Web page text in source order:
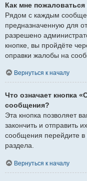
Как мне
Рядом с каждым
предназначенную для
разрешено
кнопке, вы пройдёте
оправки жалобы на
Вернуться к началу
Что означает кнопка
сообщения?
Эта кнопка позволяет
закончить и отправить
сообщения перейдите
раздела.
Вернуться к началу